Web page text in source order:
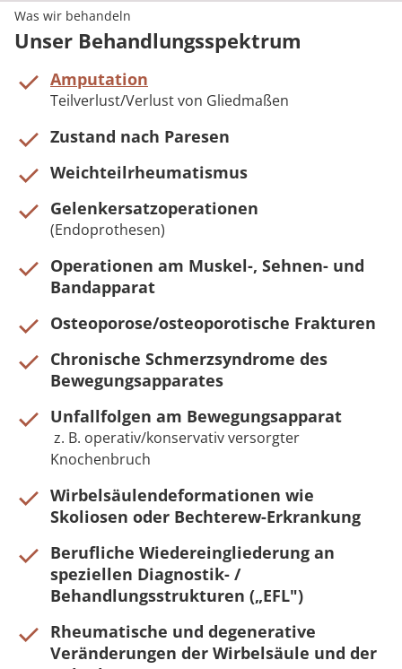
Was wir behandeln
Unser Behandlungsspektrum
Amputation
Teilverlust/Verlust von Gliedmaßen
Zustand nach Paresen
Weichteilrheumatismus
Gelenkersatzoperationen
(Endoprothesen)
Operationen am Muskel-, Sehnen- und
Bandapparat
Osteoporose/osteoporotische Frakturen
Chronische Schmerzsyndrome des
Bewegungsapparates
Unfallfolgen am Bewegungsapparat
z. B. operativ/konservativ versorgter
Knochenbruch
Wirbelsäulendeformationen wie
Skoliosen oder Bechterew-Erkrankung
Berufliche Wiedereingliederung an
speziellen Diagnostik- /
Behandlungsstrukturen („EFL")
Rheumatische und degenerative
Veränderungen der Wirbelsäule und der